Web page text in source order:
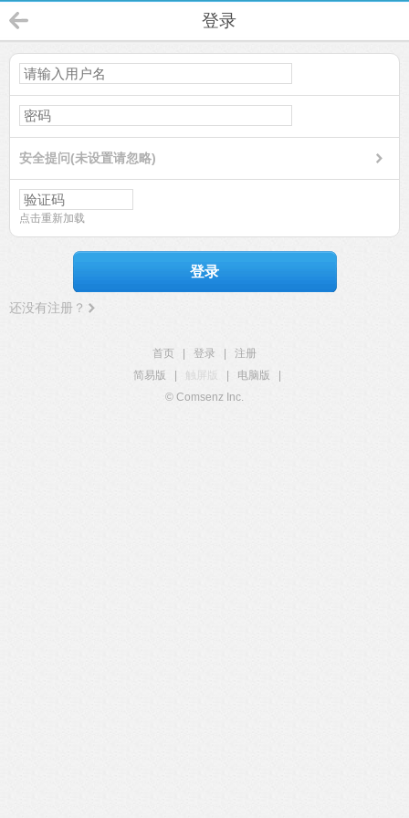
登录
安全提问(未设置请忽略)
点击重新加载
登录
还没有注册？
首页 登录
注册
简易版
触屏版 电脑版
© Comsenz Inc.